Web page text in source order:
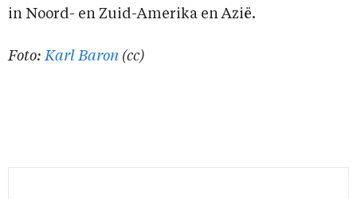
in Noord- en Zuid-Amerika en Azië.
Foto: Karl Baron (cc)